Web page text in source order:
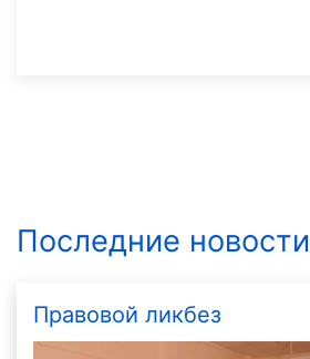
Последние новости
Правовой ликбез